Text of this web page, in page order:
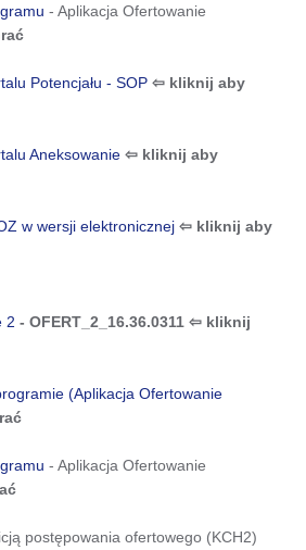
- Aplikacja Ofertowanie
Potencjału - SOP ⇦ kliknij aby
Aneksowanie ⇦ kliknij aby
w wersji elektronicznej ⇦ kliknij aby
2 - OFERT_2_16.36.0311 ⇦ kliknij
(Aplikacja Ofertowanie
- Aplikacja Ofertowanie
postępowania ofertowego (KCH2)